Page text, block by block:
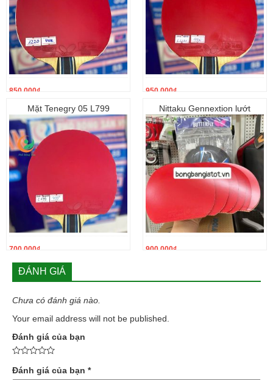
850.000₫ 950.000₫
Mặt Tenegry 05 L799
700.000₫
Nittaku Gennextion lướt
900.000₫
ĐÁNH GIÁ
Chưa có đánh giá nào.
Your email address will not be published.
Đánh giá của bạn
Đánh giá của bạn *